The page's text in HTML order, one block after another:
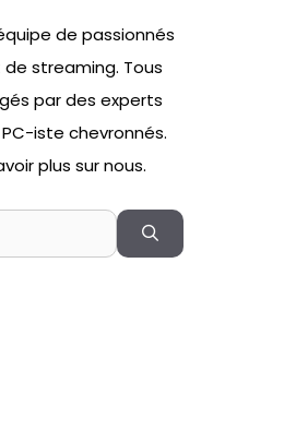
de passionnés
streaming. Tous
par des experts
iste chevronnés.
plus sur nous.